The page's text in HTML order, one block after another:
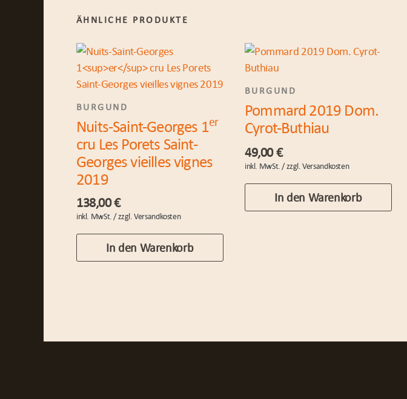
ÄHNLICHE PRODUKTE
BURGUND
Nuits-Saint-Georges 1er
cru Les Porets Saint-
Georges vieilles vignes
2019
138,00€
In den Warenkorb
BURGUND
Pommard 2019 Dom.
Cyrot-Buthiau
49,00€
In den Warenkorb